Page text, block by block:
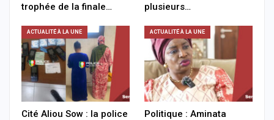
trophée de la finale…
plusieurs…
ACTUALITÉ À LA UNE
Cité Aliou Sow : la police
ACTUALITÉ À LA UNE
Politique : Aminata